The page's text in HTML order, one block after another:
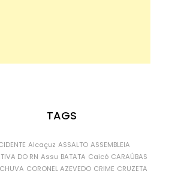
TAGS
Alcaçuz ASSALTO ASSEMBLEIA
DO RN Assu BATATA Caicó CARAÚBAS
CORONEL AZEVEDO CRIME CRUZETA